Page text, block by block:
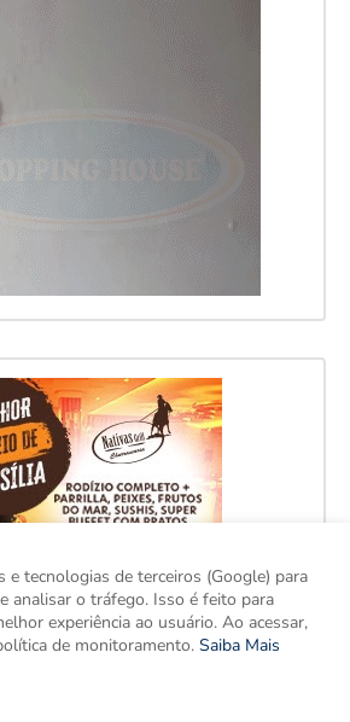
e tecnologias de terceiros (Google) para
analisar o tráfego. Isso é feito para
experiência ao usuário. Ao acessar,
de monitoramento. Saiba Mais